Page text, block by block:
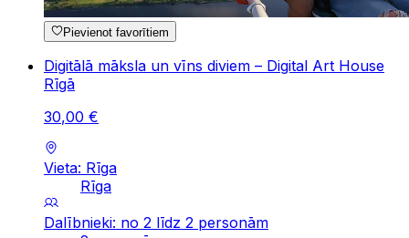
Pievienot favorītiem
Digitālā māksla un vīns diviem – Digital Art House
Rīgā
30,00 €
Vieta: Rīga
Rīga
Dalībnieki: no 2 līdz 2 personām